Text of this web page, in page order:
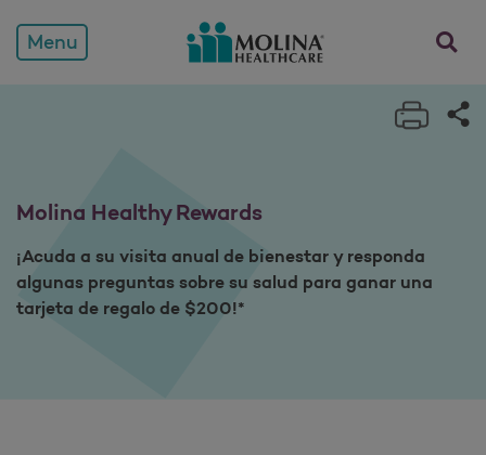
Molina Healthy Rewards
Menu
Print
Molina Healthy Rewards
¡Acuda a su visita anual de bienestar y responda
algunas preguntas sobre su salud para ganar una
tarjeta de regalo de $200!*